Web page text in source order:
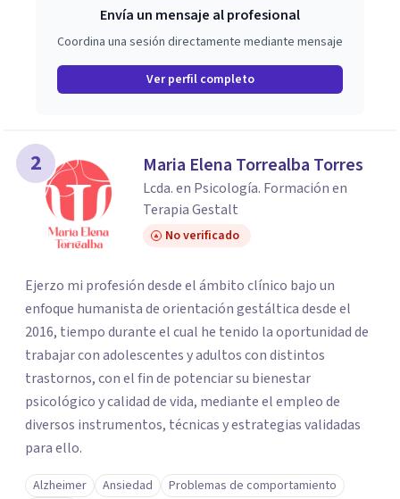
Envía un mensaje al profesional
Coordina una sesión directamente mediante mensaje
Ver perfil completo
2 Maria Elena Torrealba Torres
Lcda. en Psicología. Formación en
Terapia Gestalt
No verificado
Ejerzo mi profesión desde el ámbito clínico bajo un
enfoque humanista de orientación gestáltica desde el
2016, tiempo durante el cual he tenido la oportunidad de
trabajar con adolescentes y adultos con distintos
trastornos, con el fin de potenciar su bienestar
psicológico y calidad de vida, mediante el empleo de
diversos instrumentos, técnicas y estrategias validadas
para ello.
Alzheimer Ansiedad
Problemas de comportamiento